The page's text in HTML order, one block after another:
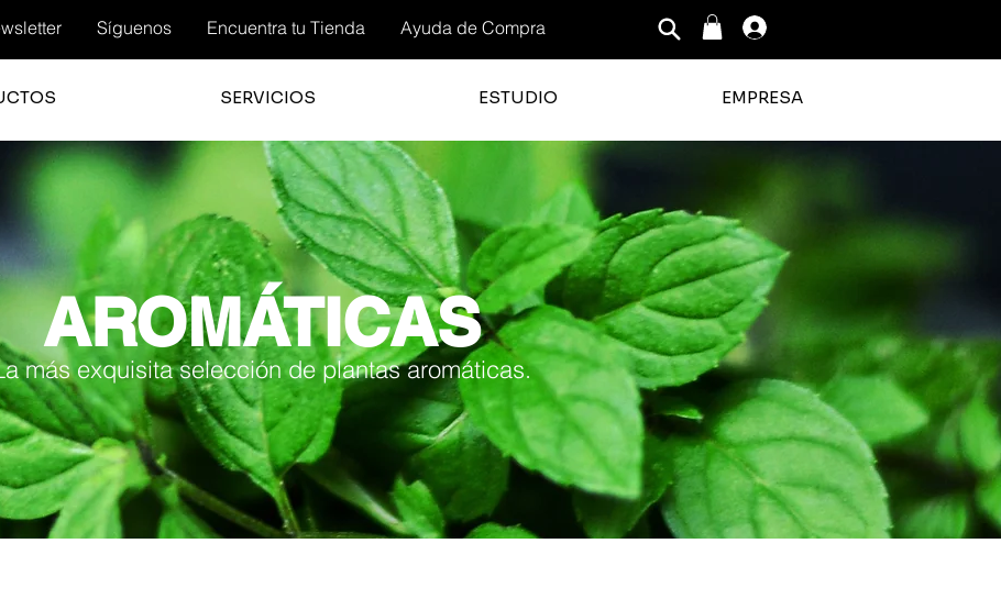
Síguenos Encuentra tu Tienda Ayuda de Compra
SERVICIOS ESTUDIO EMPRESA
más exquisita selección de plantas aromáticas.
AROMÁTICAS